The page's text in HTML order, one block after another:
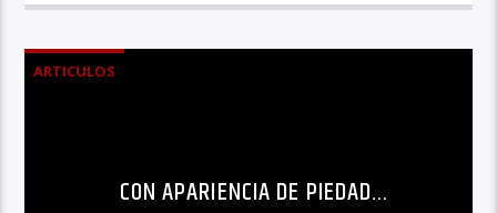
ARTICULOS
CON APARIENCIA DE PIEDAD…